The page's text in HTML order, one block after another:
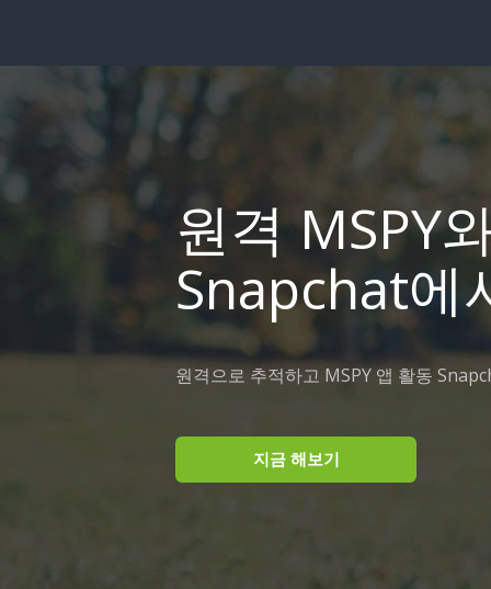
원격 MSPY
Snapchat에
원격으로 추적하고 MSPY 앱 활동
지금 해보기